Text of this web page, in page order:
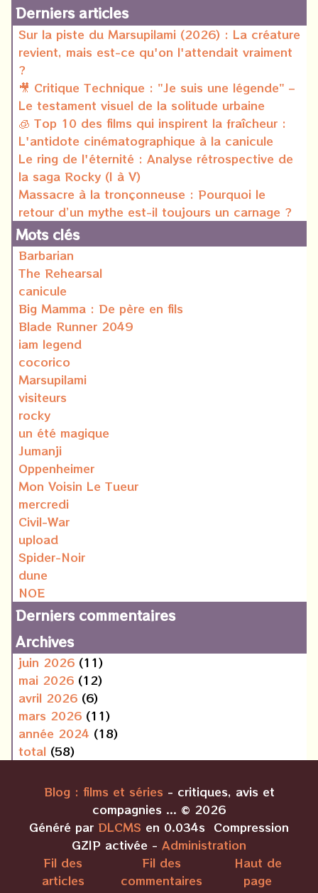
Derniers articles
Sur la piste du Marsupilami (2026) : La créature
revient, mais est-ce qu'on l'attendait vraiment
?
🎥 Critique Technique : "Je suis une légende" –
Le testament visuel de la solitude urbaine
🧊 Top 10 des films qui inspirent la fraîcheur :
L'antidote cinématographique à la canicule
Le ring de l'éternité : Analyse rétrospective de
la saga Rocky (I à V)
Massacre à la tronçonneuse : Pourquoi le
retour d’un mythe est-il toujours un carnage ?
Mots clés
Barbarian
The Rehearsal
canicule
Big Mamma : De père en fils
Blade Runner 2049
iam legend
cocorico
Marsupilami
visiteurs
rocky
un été magique
Jumanji
Oppenheimer
Mon Voisin Le Tueur
mercredi
Civil-War
upload
Spider-Noir
dune
NOE
Derniers commentaires
Archives
juin 2026 (11)
mai 2026 (12)
avril 2026 (6)
mars 2026 (11)
année 2024 (18)
total (58)
Blog : films et séries - critiques, avis et
compagnies ... © 2026
Généré par DLCMS en 0.034s Compression
GZIP activée - Administration
Fil des
articles
Fil des
commentaires
Haut de
page